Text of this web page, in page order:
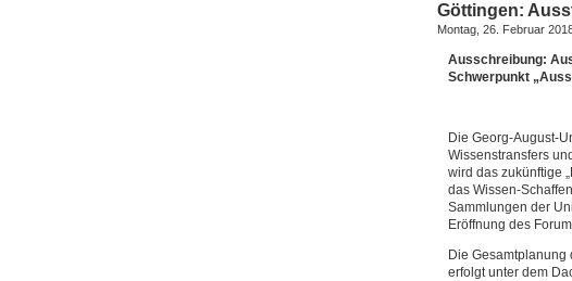
Göttingen:
Montag, 26. Februar
Ausschreibung:
Schwerpunkt
Die Georg-August-
Wissenstransfers
wird das zukünftige
das Wissen-
Sammlungen der
Eröffnung des
Die
erfolgt unter dem